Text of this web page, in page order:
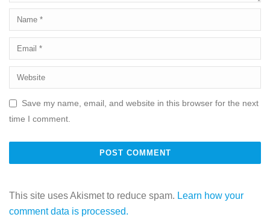
Save my name, email, and website in this browser for the next
time I comment.
This site uses Akismet to reduce spam. Learn how your
comment data is processed.